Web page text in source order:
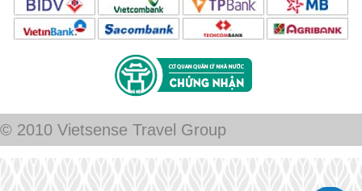
© 2010 Vietsense Travel Group